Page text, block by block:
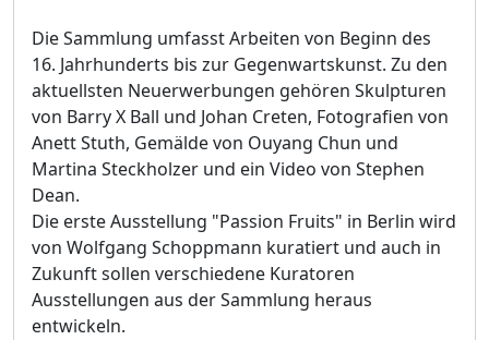
Die Sammlung umfasst Arbeiten von Beginn des
16. Jahrhunderts bis zur Gegenwartskunst. Zu den
aktuellsten Neuerwerbungen gehören Skulpturen
von Barry X Ball und Johan Creten, Fotografien von
Anett Stuth, Gemälde von Ouyang Chun und
Martina Steckholzer und ein Video von Stephen
Dean.
Die erste Ausstellung "Passion Fruits" in Berlin wird
von Wolfgang Schoppmann kuratiert und auch in
Zukunft sollen verschiedene Kuratoren
Ausstellungen aus der Sammlung heraus
entwickeln.